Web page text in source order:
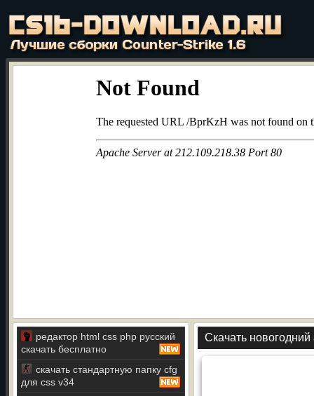
редактор html css php русский
скачать бесплатно
скачать стандартную папку cfg
для css v34
Скачать